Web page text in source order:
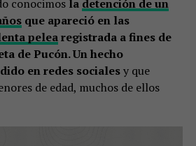
conocimos la detención de un
que apareció en las
pelearegistrada a fines de
de Pucón. Un hecho
en redes socialesy que
de edad, muchos de ellos